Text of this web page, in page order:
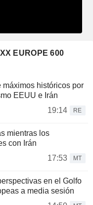
EUROPE 600
históricos por
EEUU e Irán
19:14
RE
mientras los
con Irán
17:53
MT
en el Golfo
a media sesión